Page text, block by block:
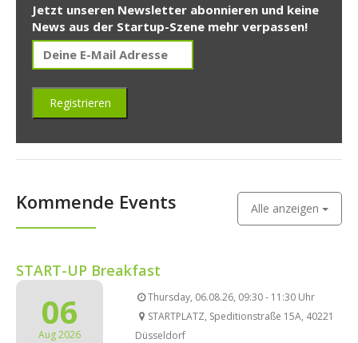
Jetzt unseren Newsletter abonnieren und keine
News aus der Startup-Szene mehr verpassen!
Kommende Events Alle anzeigen
START-UP Breakfast
06
Aug 2026
Thursday, 06.08.26, 09:30 - 11:30 Uhr
STARTPLATZ, Speditionstraße 15A, 40221
Düsseldorf